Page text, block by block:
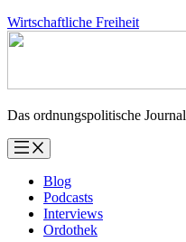
Zum
Inhalt
Wirtschaftliche Freiheit
Das ordnungspolitische Journal
Blog
Podcasts
Interviews
Ordothek